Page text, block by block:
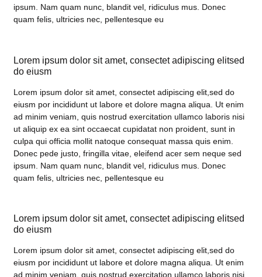
ipsum. Nam quam nunc, blandit vel, ridiculus mus. Donec
quam felis, ultricies nec, pellentesque eu
Lorem ipsum dolor sit amet, consectet adipiscing elitsed
do eiusm
Lorem ipsum dolor sit amet, consectet adipiscing elit,sed do
eiusm por incididunt ut labore et dolore magna aliqua. Ut enim
ad minim veniam, quis nostrud exercitation ullamco laboris nisi
ut aliquip ex ea sint occaecat cupidatat non proident, sunt in
culpa qui officia mollit natoque consequat massa quis enim.
Donec pede justo, fringilla vitae, eleifend acer sem neque sed
ipsum. Nam quam nunc, blandit vel, ridiculus mus. Donec
quam felis, ultricies nec, pellentesque eu
Lorem ipsum dolor sit amet, consectet adipiscing elitsed
do eiusm
Lorem ipsum dolor sit amet, consectet adipiscing elit,sed do
eiusm por incididunt ut labore et dolore magna aliqua. Ut enim
ad minim veniam, quis nostrud exercitation ullamco laboris nisi